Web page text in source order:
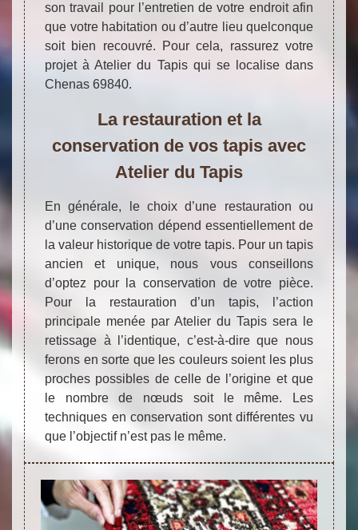
son travail pour l’entretien de votre endroit afin
que votre habitation ou d’autre lieu quelconque
soit bien recouvré. Pour cela, rassurez votre
projet à Atelier du Tapis qui se localise dans
Chenas 69840.
La restauration et la
conservation de vos tapis avec
Atelier du Tapis
En générale, le choix d’une restauration ou
d’une conservation dépend essentiellement de
la valeur historique de votre tapis. Pour un tapis
ancien et unique, nous vous conseillons
d’optez pour la conservation de votre pièce.
Pour la restauration d’un tapis, l’action
principale menée par Atelier du Tapis sera le
retissage à l’identique, c’est-à-dire que nous
ferons en sorte que les couleurs soient les plus
proches possibles de celle de l’origine et que
le nombre de nœuds soit le même. Les
techniques en conservation sont différentes vu
que l’objectif n’est pas le même.